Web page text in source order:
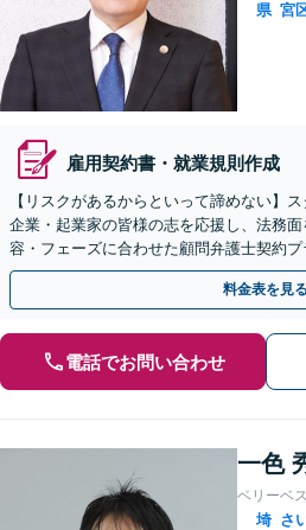
県 宮
雇用契約書・就業規則作成
【リスクがあるからといって諦めない】
企業・起業家の皆様の志を応援し、法務
容・フェーズに合わせた顧問弁護士契約
問契約／企業法務】
料金表を見る
電話でお問い合わせ
一色
ベリーベ
埼 さ